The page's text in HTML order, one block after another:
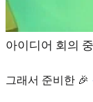
아이디어 회의
그래서 준비한 🎉